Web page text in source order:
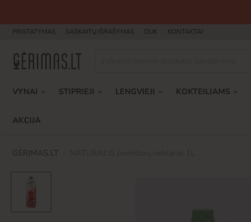
PRISTATYMAS SĄSKAITŲ IŠRAŠYMAS DUK KONTAKTAI
VYNAI
STIPRIEJI LENGVIEJI KOKTEILIAMS
AKCIJA
GĖRIMAS.LT